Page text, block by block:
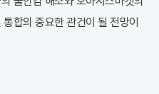
합의 중요한 관건이 될 전망이